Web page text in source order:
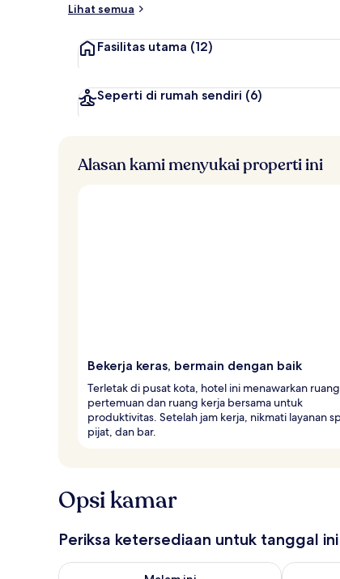
Lihat semua
Fasilitas utama (12)
Seperti di rumah sendiri (6)
Alasan kami menyukai properti ini
Bekerja keras, bermain dengan baik
Terletak di pusat kota, hotel ini menawarkan ruang
pertemuan dan ruang kerja bersama untuk
produktivitas. Setelah jam kerja, nikmati layanan
pijat, dan bar.
Opsi kamar
Periksa ketersediaan untuk tanggal ini
Periksa ketersediaan untuk malam ini Agu 8 -
Periksa